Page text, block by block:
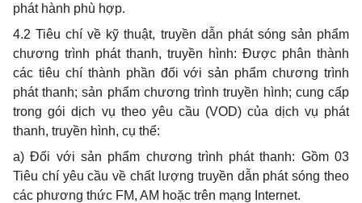
phát hành phù hợp.
4.2 Tiêu chí về kỹ thuật, truyền dẫn phát sóng sản phẩm
chương trình phát thanh, truyền hình: Được phân thành
các tiêu chí thành phần đối với sản phẩm chương trình
phát thanh; sản phẩm chương trình truyền hình; cung cấp
trong gói dịch vụ theo yêu cầu (VOD) của dịch vụ phát
thanh, truyền hình, cụ thể:
a) Đối với sản phẩm chương trình phát thanh: Gồm 03
Tiêu chí yêu cầu về chất lượng truyền dẫn phát sóng theo
các phương thức FM, AM hoặc trên mạng Internet.